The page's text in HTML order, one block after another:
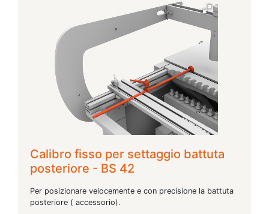
Calibro fisso per settaggio battuta
posteriore - BS 42
Per posizionare velocemente e con precisione la battuta
posteriore ( accessorio).